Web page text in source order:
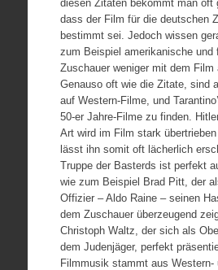
diesen Zitaten bekommt man oft
dass der Film für die deutschen
bestimmt sei. Jedoch wissen
zum Beispiel amerikanische und
Zuschauer weniger mit dem Film
Genauso oft wie die Zitate, sind
auf Western-Filme, und
50-er Jahre-Filme zu finden.
Art wird im Film stark
lässt ihn somit oft lächerlich
Truppe der Basterds ist perfekt
wie zum Beispiel Brad Pitt, der
Offizier – Aldo Raine – seinen
dem Zuschauer überzeugend
Christoph Waltz, der sich als
dem Judenjäger, perfekt
Filmmusik stammt aus Western-